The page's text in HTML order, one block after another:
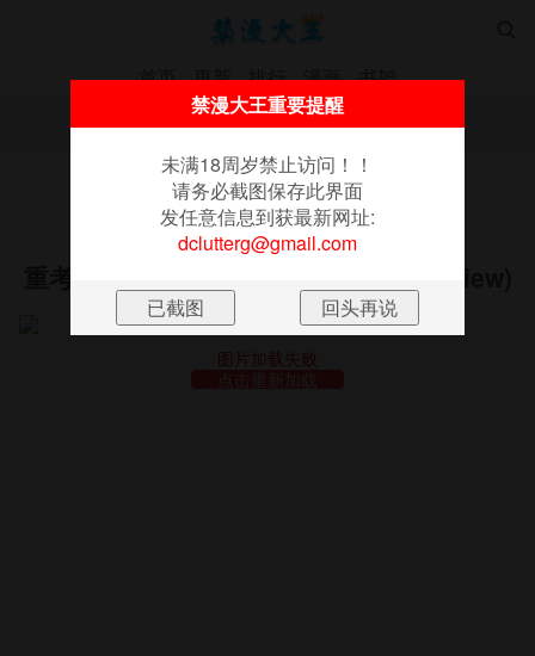
首页 更新 排行 漫画 书架
未满18周岁禁止访问！！请务必截图保存此界面
发任意信息到获最新网址:dclutterg@gmail.com
《秘密Story(完结)》
图片加载失败
禁漫大王重要提醒
未满18周岁禁止访问！！
请务必截图保存此界面
发任意信息到获最新网址:
dclutterg@gmail.com